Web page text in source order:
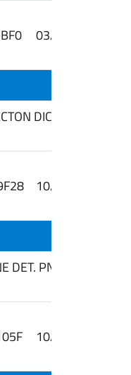
03/03/2026
DICKINSON
10/04/2026
DET. PNRR n. 163/
10/03/2026